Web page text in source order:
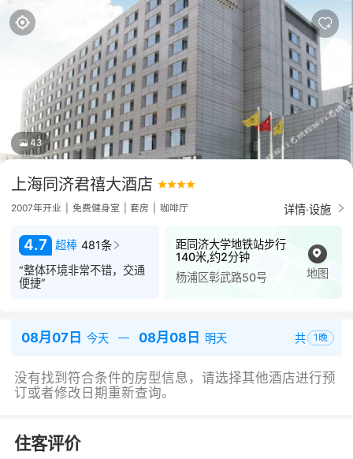
43
上海同济君禧大酒店
2007年开业 免费健身室 套房 咖啡厅 详情·设施
4.7 超棒 481条
“整体环境非常不错，交通
便捷”
距同济大学地铁站步行
140米,约2分钟
杨浦区彰武路50号
地图
08月07日 今天 08月08日 明天 共 1 晚
没有找到符合条件的房型信息，请选择其他酒店进行预
订或者修改日期重新查询。
住客评价